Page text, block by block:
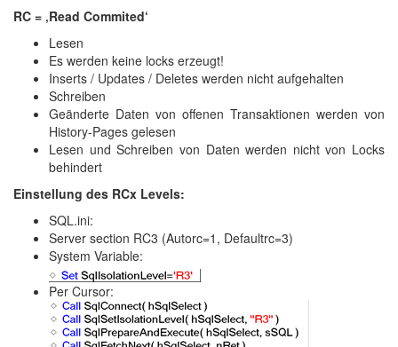
RC = ‚Read Commited‘
Lesen
Es werden keine locks erzeugt!
Inserts / Updates / Deletes werden nicht aufgehalten
Schreiben
Geänderte Daten von offenen Transaktionen werden von
History-Pages gelesen
Lesen und Schreiben von Daten werden nicht von Locks
behindert
Einstellung des RCx Levels:
SQL.ini:
Server section RC3 (Autorc=1, Defaultrc=3)
System Variable:
Per Cursor: